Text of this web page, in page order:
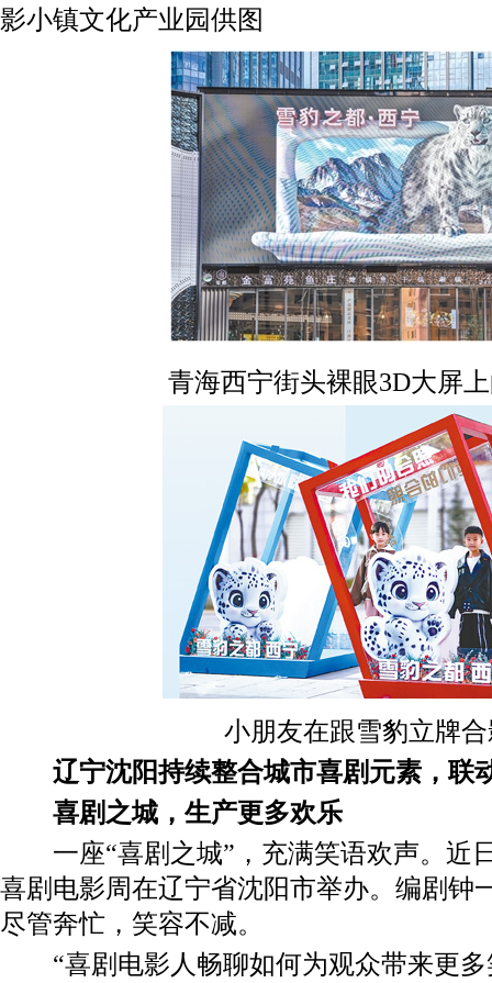
影小镇文化产业园供图
青海西宁街头裸眼3D大屏上
小朋友在跟雪豹立牌合
辽宁沈阳持续整合城市喜剧元素，
喜剧之城，生产更多欢乐
一座“喜剧之城”，充满笑语欢声。近
喜剧电影周在辽宁省沈阳市举办。编剧钟
尽管奔忙，笑容不减。
“喜剧电影人畅聊如何为观众带来更多